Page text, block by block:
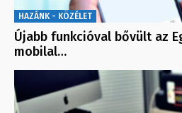
HAZÁNK - KÖZÉLET
Újabb funkcióval bővült az
mobilal…